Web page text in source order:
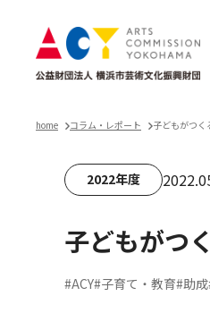
home コラム・レポート 子どもがつく
2022年度
子どもがつ
#ACY#子育て・教育#助成